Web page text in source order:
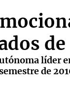
de
líder
de